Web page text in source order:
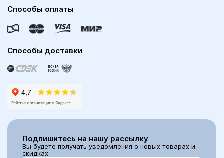
Способы оплаты
Способы доставки
Подпишитесь на нашу рассылку
Вы будете получать уведомления о новых товарах и
скидках